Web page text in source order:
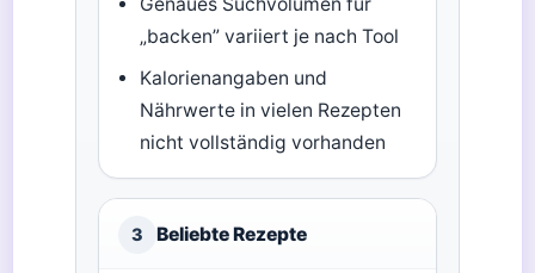
„backen” variiert je nach Tool
Kalorienangaben und
Nährwerte in vielen Rezepten
nicht vollständig vorhanden
3 Beliebte Rezepte